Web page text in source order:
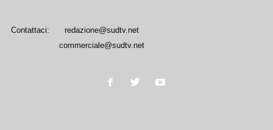
Contattaci:
redazione@sudtv.net
commerciale@sudtv.net